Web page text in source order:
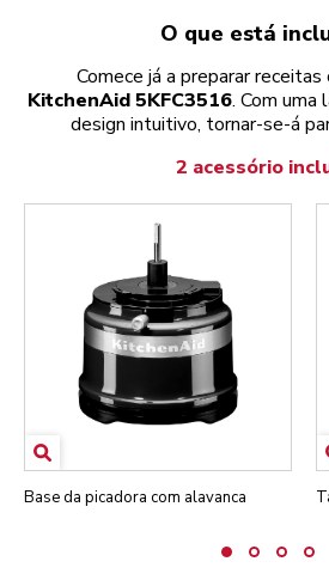
O que está
Comece já a preparar receitas
KitchenAid 5KFC3516. Com uma
design intuitivo, tornar-se-á
2 acessório
Base da picadora com alavanca